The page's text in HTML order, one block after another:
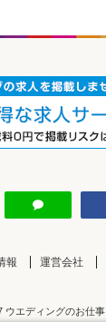
報 運営会社
ウエディングのお仕事